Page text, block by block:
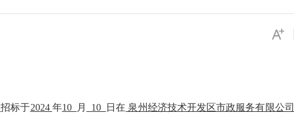
招标于2024 年10 月 10 日在 泉州经济技术开发区市政服务有限公司